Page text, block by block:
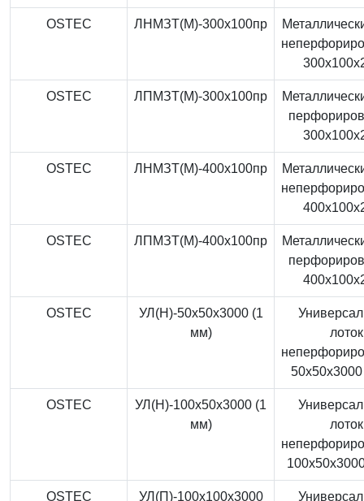
OSTEC ЛНМЗТ(М)-300x100пр
OSTEC ЛПМЗТ(М)-300x100пр
OSTEC ЛНМЗТ(М)-400x100пр
OSTEC ЛПМЗТ(М)-400x100пр
OSTEC
УЛ(Н)-50x50x3000 (1
мм)
лоток
OSTEC
УЛ(Н)-100x50x3000 (1
мм)
лоток
OSTEC
УЛ(П)-100x100x3000